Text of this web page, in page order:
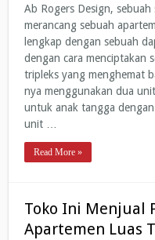
Ab Rogers Design,
merancang sebuah
lengkap dengan sebuah
dengan cara menciptakan
tripleks yang menghemat
nya menggunakan dua
untuk anak tangga
unit …
Read More »
Toko Ini Menjual
Apartemen Luas